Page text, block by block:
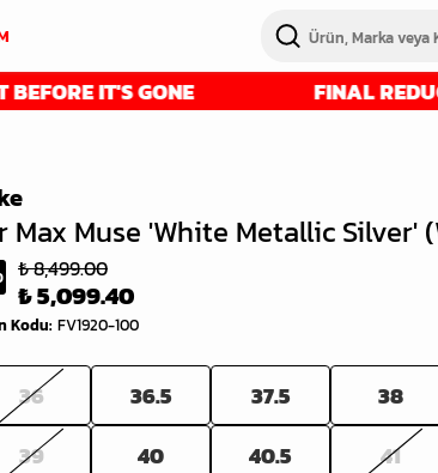
IT'S GONE FINAL
Max Muse 'White Metallic Silver'
₺ 8,499.00
₺ 5,099.40
Kodu: FV1920-100
36 36.5 37.5 38
39
40 40.5 41